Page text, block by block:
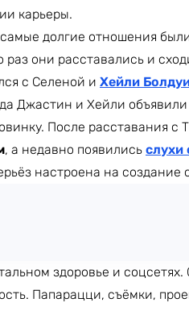
карьеры.
долгие отношения
раз они расставались и
с Селеной и Хейли
Джастин и Хейли
После расставания с
, а недавно появились слухи
настроена на создание
здоровье и соцсетях.
Папарацци, съёмки,